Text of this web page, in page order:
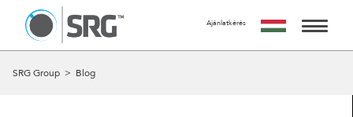
KÉRJ TŐLÜNK AJÁNLATOT
Ajánlatkérés
SRG Group > Blog